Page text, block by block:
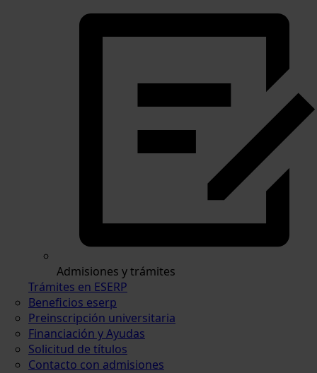
Admisiones y trámites
Trámites en ESERP
Beneficios eserp
Preinscripción universitaria
Financiación y Ayudas
Solicitud de títulos
Contacto con admisiones